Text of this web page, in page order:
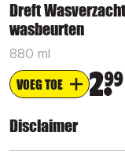
Dreft
wasbeurten
880 ml
VOEG TOE 299
Disclaimer